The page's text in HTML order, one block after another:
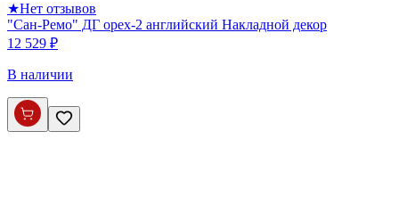
★Нет отзывов
"Сан-Ремо" ДГ орех-2 английский Накладной декор
12 529 ₽
В наличии